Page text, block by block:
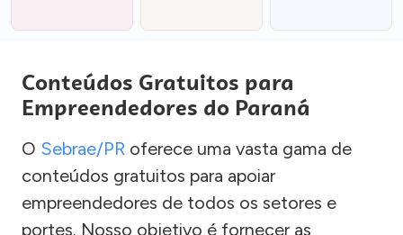
Conteúdos Gratuitos para
Empreendedores do Paraná
O Sebrae/PR oferece uma vasta gama de
conteúdos gratuitos para apoiar
empreendedores de todos os setores e
portes. Nosso objetivo é fornecer as